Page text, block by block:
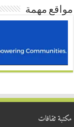
مواقع مهمة
مكتبة ثقافات